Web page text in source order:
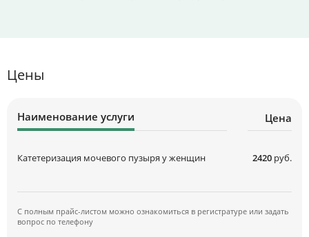
Цены
Наименование услуги Цена
Катетеризация мочевого пузыря у женщин 2420 руб.
С полным прайс-листом можно ознакомиться в регистратуре или задать
вопрос по телефону